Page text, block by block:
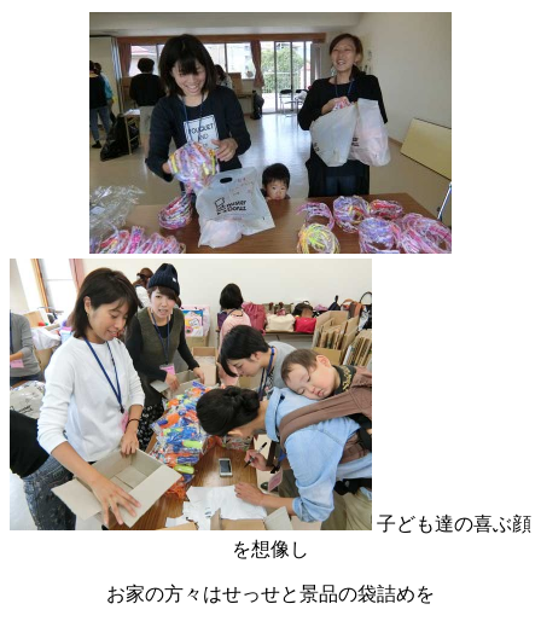
子ども達の喜ぶ顔
を想像し
お家の方々はせっせと景品の袋詰めを